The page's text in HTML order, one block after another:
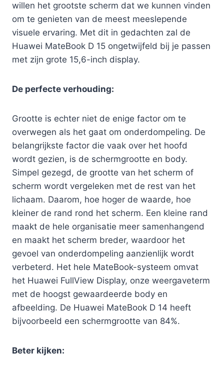
willen het grootste scherm dat we kunnen vinden
om te genieten van de meest meeslepende
visuele ervaring. Met dit in gedachten zal de
Huawei MateBook D 15 ongetwijfeld bij je passen
met zijn grote 15,6-inch display.
De perfecte verhouding:
Grootte is echter niet de enige factor om te
overwegen als het gaat om onderdompeling. De
belangrijkste factor die vaak over het hoofd
wordt gezien, is de schermgrootte en body.
Simpel gezegd, de grootte van het scherm of
scherm wordt vergeleken met de rest van het
lichaam. Daarom, hoe hoger de waarde, hoe
kleiner de rand rond het scherm. Een kleine rand
maakt de hele organisatie meer samenhangend
en maakt het scherm breder, waardoor het
gevoel van onderdompeling aanzienlijk wordt
verbeterd. Het hele MateBook-systeem omvat
het Huawei FullView Display, onze weergaveterm
met de hoogst gewaardeerde body en
afbeelding. De Huawei MateBook D 14 heeft
bijvoorbeeld een schermgrootte van 84%.
Beter kijken: